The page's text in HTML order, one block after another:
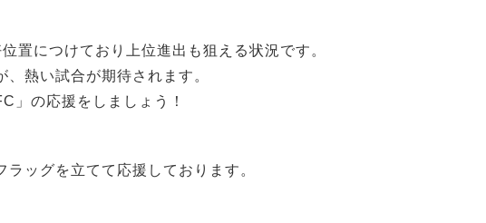
置につけており上位進出も狙える状況です。
熱い試合が期待されます。
」の応援をしましょう！
ッグを立てて応援しております。